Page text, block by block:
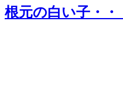
根元の白い子・